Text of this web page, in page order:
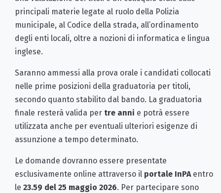
principali materie legate al ruolo della Polizia
municipale, al Codice della strada, all’ordinamento
degli enti locali, oltre a nozioni di informatica e lingua
inglese.
Saranno ammessi alla prova orale i candidati collocati
nelle prime posizioni della graduatoria per titoli,
secondo quanto stabilito dal bando. La graduatoria
finale resterà valida per tre anni e potrà essere
utilizzata anche per eventuali ulteriori esigenze di
assunzione a tempo determinato.
Le domande dovranno essere presentate
esclusivamente online attraverso il portale InPAentro
le 23.59 del 25 maggio 2026. Per partecipare sono